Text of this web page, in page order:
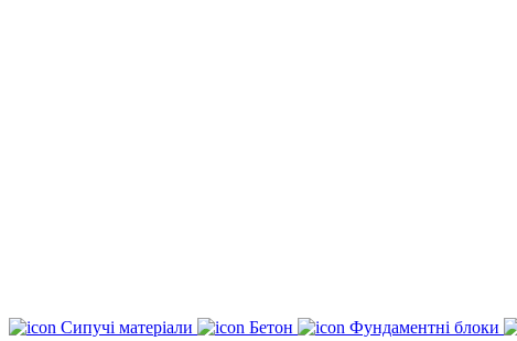
Сипучі матеріали Бетон Фундаментні блоки